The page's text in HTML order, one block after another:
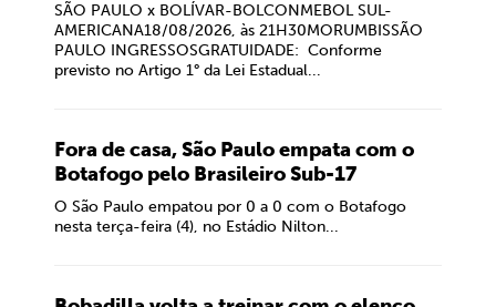
SÃO PAULO x BOLÍVAR-BOLCONMEBOL SUL-
AMERICANA18/08/2026, às 21H30MORUMBISSÃO
PAULO INGRESSOSGRATUIDADE: Conforme
previsto no Artigo 1° da Lei Estadual...
Fora de casa, São Paulo empata com o
Botafogo pelo Brasileiro Sub-17
O São Paulo empatou por 0 a 0 com o Botafogo
nesta terça-feira (4), no Estádio Nilton...